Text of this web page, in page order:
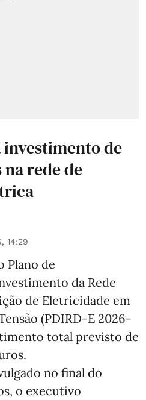
de
rede de
14:29
Plano de
da Rede
de Eletricidade em
(PDIRD-E 2026-
total previsto de
no final do
o executivo